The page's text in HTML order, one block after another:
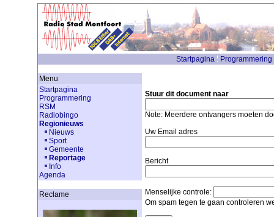
Startpagina Programmering
Menu
Startpagina
Programmering
RSM
Radiobingo
Regionieuws
Nieuws
Sport
Gemeente
Reportage
Info
Agenda
Reclame
Stuur dit document naar
Note: Meerdere ontvangers moeten
Uw Email adres
Bericht
Menselijke controle:
Om spam tegen te gaan controleren